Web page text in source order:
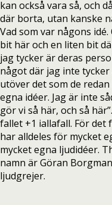
kan också vara så, och
där borta, utan kanske
Vad som var någons
bit här och en liten bit
jag tycker är deras
något där jag inte
utöver det som de
egna idéer. Jag är inte
gör vi så här, och så
fallet +1 iallafall. För det
har alldeles för mycket
mycket egna ljudidéer.
namn är Göran
ljudgrejer.